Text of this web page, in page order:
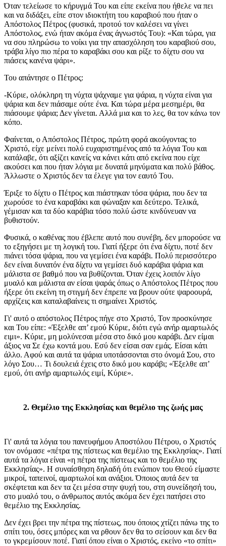
Όταν τελείωσε το κήρυγμά Του και είπε εκείνα που ήθελε να πει
και να διδάξει, είπε στον ιδιοκτήτη του καραβιού που ήταν ο
Απόστολος Πέτρος (φυσικά, προτού τον καλέσει να γίνει
Απόστολος, ενώ ήταν ακόμα ένας άγνωστός Του): «Και τώρα, για
να σου πληρώσω το νοίκι για την απασχόληση του καραβιού σου,
τράβα λίγο πιο πέρα το καραβάκι σου και ρίξε το δίχτυ σου να
πιάσεις κανένα ψάρι».
Του απάντησε ο Πέτρος:
-Κύριε, ολόκληρη τη νύχτα ψάχναμε για ψάρια, η νύχτα είναι για
ψάρια και δεν πιάσαμε ούτε ένα. Και τώρα μέρα μεσημέρι, θα
πιάσουμε ψάρια; Δεν γίνεται. Αλλά μια και το λες, θα τον κάνω τον
κόπο.
Φαίνεται, ο Απόστολος Πέτρος, πρώτη φορά ακούγοντας το
Χριστό, είχε μείνει πολύ ευχαριστημένος από τα λόγια Του και
κατάλαβε, ότι αξίζει κανείς να κάνει κάτι από εκείνα που είχε
ακούσει και που ήταν λόγια με δυνατά μηνύματα και πολύ βάθος.
Άλλωστε ο Χριστός δεν τα έλεγε για τον εαυτό Του.
Έριξε το δίχτυ ο Πέτρος και πιάστηκαν τόσα ψάρια, που δεν τα
χωρούσε το ένα καραβάκι και φώναξαν και δεύτερο. Τελικά,
γέμισαν και τα δύο καράβια τόσο πολύ ώστε κινδύνευαν να
βυθιστούν.
Φυσικά, ο καθένας που έβλεπε αυτό που συνέβη, δεν μπορούσε να
το εξηγήσει με τη λογική του. Γιατί ήξερε ότι ένα δίχτυ, ποτέ δεν
πιάνει τόσα ψάρια, που να γεμίσει ένα καράβι. Πολύ περισσότερο
δεν είναι δυνατόν ένα δίχτυ να γεμίσει δυό καράβια ψάρια και
μάλιστα σε βαθμό που να βυθίζονται. Όταν έχεις λοιπόν λίγο
μυαλό και μάλιστα αν είσαι ψαράς όπως ο Απόστολος Πέτρος που
ήξερε ότι εκείνη τη στιγμή δεν έπρεπε να βρουν ούτε ψαροουρά,
αρχίζεις και καταλαβαίνεις τι σημαίνει Χριστός.
Γι' αυτό ο απόστολος Πέτρος πήγε στο Χριστό, Τον προσκύνησε
και Του είπε: «Έξελθε απ’ εμού Κύριε, διότι εγώ ανήρ αμαρτωλός
ειμι». Κύριε, μη μολύνεσαι μέσα στο δικό μου καράβι. Δεν είμαι
άξιος να Σε έχω κοντά μου. Εσύ δεν είσαι σαν εμάς. Είσαι κάτι
άλλο. Αφού και αυτά τα ψάρια υποτάσσονται στο όνομά Σου, στο
λόγο Σου… Τι δουλειά έχεις στο δικό μου καράβι; «Έξελθε απ’
εμού, ότι ανήρ αμαρτωλός ειμί, Κύριε».
2. Θεμέλιο της Εκκλησίας και θεμέλιο της ζωής μας
Γι' αυτά τα λόγια του πανευφήμου Αποστόλου Πέτρου, ο Χριστός
τον ονόμασε «πέτρα της πίστεως και θεμέλιο της Εκκλησίας». Γιατί
αυτά τα λόγια είναι «η πέτρα της πίστεως και το θεμέλιο της
Εκκλησίας». Η συναίσθηση δηλαδή ότι ενώπιον του Θεού είμαστε
μικροί, ταπεινοί, αμαρτωλοί και ανάξιοι. Όποιος αυτά δεν τα
σκέφτεται και δεν τα ζει μέσα στην ψυχή του, στη συνείδησή του,
στο μυαλό του, ο άνθρωπος αυτός ακόμα δεν έχει πατήσει στο
θεμέλιο της Εκκλησίας.
Δεν έχει βρει την πέτρα της πίστεως, που όποιος χτίζει πάνω της το
σπίτι του, όσες μπόρες και να ρθουν δεν θα το σείσουν και δεν θα
το γκρεμίσουν ποτέ. Γιατί όπου είναι ο Χριστός, εκείνο «το σπίτι»